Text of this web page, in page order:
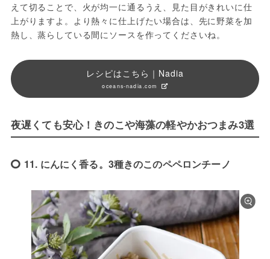
えて切ることで、火が均一に通るうえ、見た目がきれいに仕
上がりますよ。より熱々に仕上げたい場合は、先に野菜を加
熱し、蒸らしている間にソースを作ってくださいね。
レシピはこちら｜Nadia
oceans-nadia.com
夜遅くても安心！きのこや海藻の軽やかおつまみ3選
11. にんにく香る。3種きのこのペペロンチーノ